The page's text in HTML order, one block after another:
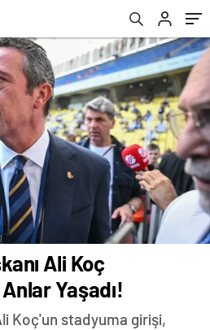
Ali Koç
Yaşadı!
Koç'un stadyuma girişi,